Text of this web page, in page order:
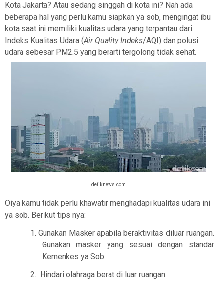
Kota Jakarta? Atau sedang singgah di kota ini? Nah ada
beberapa hal yang perlu kamu siapkan ya sob, mengingat ibu
kota saat ini memiliki kualitas udara yang terpantau dari
Indeks Kualitas Udara (Air Quality Indeks/AQI) dan polusi
udara sebesar PM2.5 yang berarti tergolong tidak sehat.
detiknews.com
Oiya kamu tidak perlu khawatir menghadapi kualitas udara ini
ya sob. Berikut tips nya:
1. Gunakan Masker apabila beraktivitas diluar ruangan.
Gunakan masker yang sesuai dengan standar
Kemenkes ya Sob.
2. Hindari olahraga berat di luar ruangan.